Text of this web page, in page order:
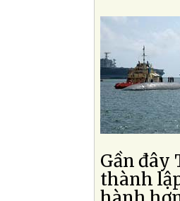
Gần đây
thành